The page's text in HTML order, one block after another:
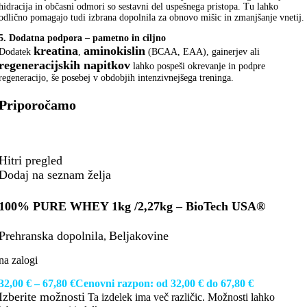
in občasni odmori so sestavni del uspešnega pristopa. Tu lahko
pomagajo tudi izbrana dopolnila za obnovo mišic in zmanjšanje vnetij.
Dodatna podpora – pametno in ciljno
kreatina aminokislin (BCAA, EAA), gainerjev ali
napitkov lahko pospeši okrevanje in podpre
še posebej v obdobjih intenzivnejšega treninga.
pregled
na seznam želja
PURE WHEY 1kg /2,27kg – BioTech USA®
dopolnila, Beljakovine
zalogi
€ – 67,80 €Cenovni razpon: od 32,00 € do 67,80 €
možnosti Ta izdelek ima več različic. Možnosti lahko